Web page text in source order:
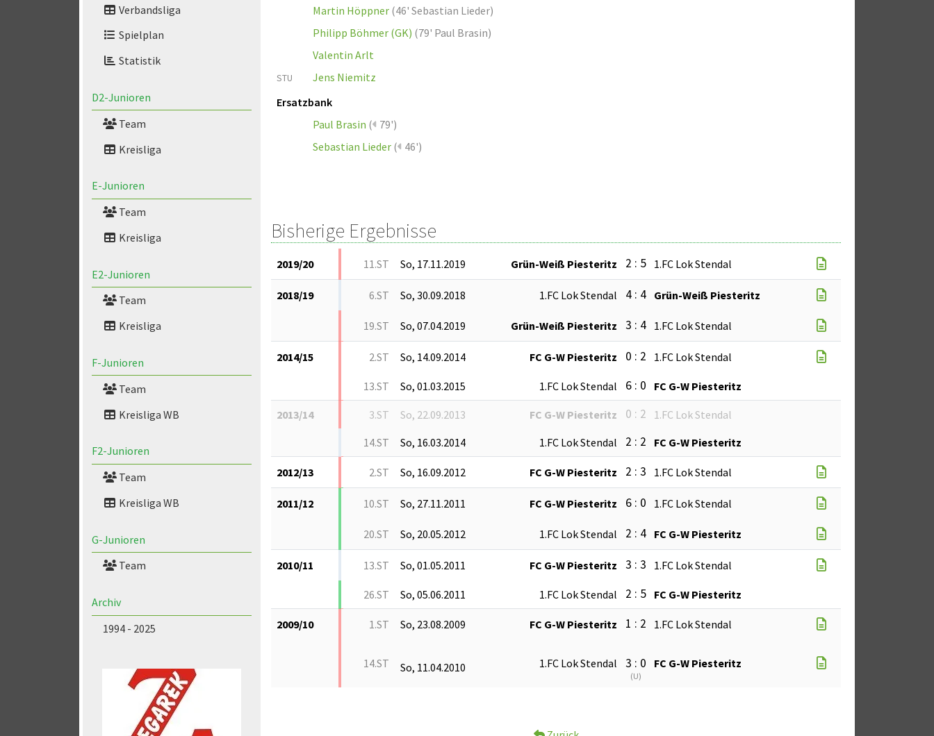
Verbandsliga
Spielplan
Statistik
D2-Junioren
Team
Kreisliga
E-Junioren
Team
Kreisliga
E2-Junioren
Team
Kreisliga
F-Junioren
Team
Kreisliga WB
F2-Junioren
Team
Kreisliga WB
G-Junioren
Team
Archiv
1994 - 2025
Martin Höppner (46' Sebastian Lieder)
Philipp Böhmer (GK) (79' Paul Brasin)
Valentin Arlt
STU
Jens Niemitz
Ersatzbank
Paul Brasin ( 79')
Sebastian Lieder ( 46')
Bisherige Ergebnisse
2019/20 11.ST So, 17.11.2019 Grün-Weiß Piesteritz 2 : 5 1.FC Lok Stendal
2018/19 6.ST So, 30.09.2018 1.FC Lok Stendal 4 : 4 Grün-Weiß Piesteritz
19.ST So, 07.04.2019 Grün-Weiß Piesteritz 3 : 4 1.FC Lok Stendal
2014/15 2.ST So, 14.09.2014 FC G-W Piesteritz 0 : 2 1.FC Lok Stendal
13.ST So, 01.03.2015 1.FC Lok Stendal 6 : 0 FC G-W Piesteritz
2013/14 3.ST So, 22.09.2013 FC G-W Piesteritz 0 : 2
1.FC Lok Stendal
14.ST
So, 16.03.2014 1.FC Lok Stendal 2 : 2 FC G-W Piesteritz
2012/13 2.ST So, 16.09.2012 FC G-W Piesteritz 2 : 3 1.FC Lok Stendal
2011/12 10.ST So, 27.11.2011 FC G-W Piesteritz 6 : 0 1.FC Lok Stendal
20.ST So, 20.05.2012 1.FC Lok Stendal 2 : 4 FC G-W Piesteritz
2010/11 13.ST So, 01.05.2011 FC G-W Piesteritz 3 : 3 1.FC Lok Stendal
26.ST So, 05.06.2011 1.FC Lok Stendal 2 : 5 FC G-W Piesteritz
2009/10 1.ST So, 23.08.2009 FC G-W Piesteritz 1 : 2 1.FC Lok Stendal
14.ST So, 11.04.2010 1.FC Lok Stendal 3 : 0
(U)
FC G-W Piesteritz